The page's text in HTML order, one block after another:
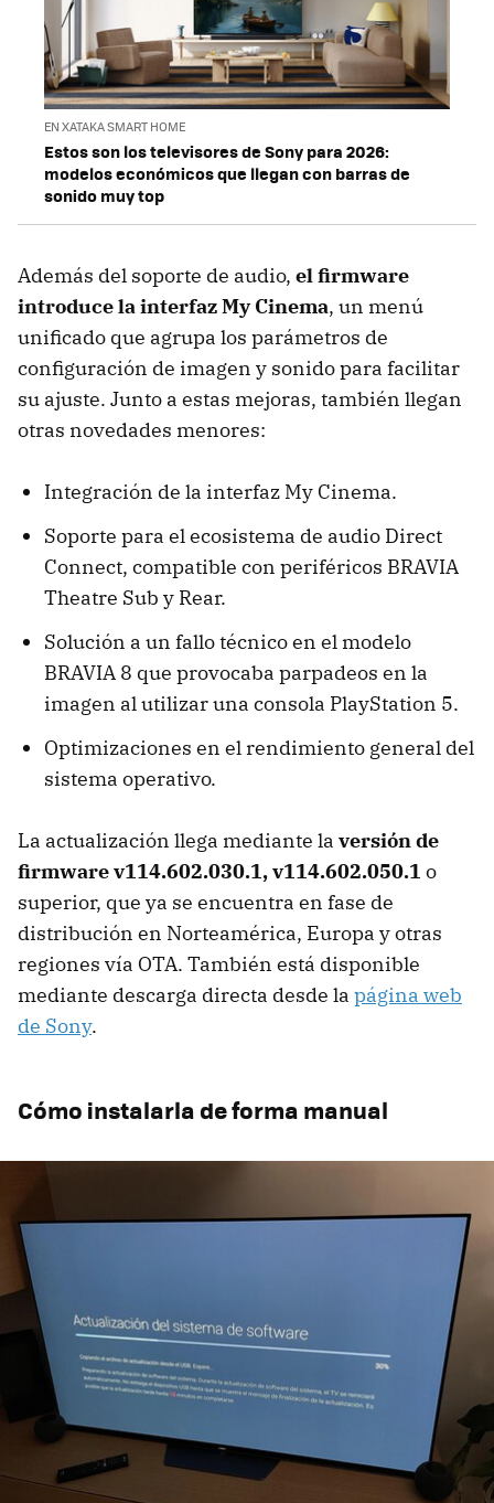
EN XATAKA SMART HOME
Estos son los televisores de Sony para 2026:
modelos económicos que llegan con barras de
sonido muy top
Además del soporte de audio, el firmware
introduce la interfaz My Cinema, un menú
unificado que agrupa los parámetros de
configuración de imagen y sonido para facilitar
su ajuste. Junto a estas mejoras, también llegan
otras novedades menores:
Integración de la interfaz My Cinema.
Soporte para el ecosistema de audio Direct
Connect, compatible con periféricos BRAVIA
Theatre Sub y Rear.
Solución a un fallo técnico en el modelo
BRAVIA 8 que provocaba parpadeos en la
imagen al utilizar una consola PlayStation 5.
Optimizaciones en el rendimiento general del
sistema operativo.
La actualización llega mediante la versión de
firmware v114.602.030.1, v114.602.050.1 o
superior, que ya se encuentra en fase de
distribución en Norteamérica, Europa y otras
regiones vía OTA. También está disponible
mediante descarga directa desde la página web
de Sony.
Cómo instalarla de forma manual